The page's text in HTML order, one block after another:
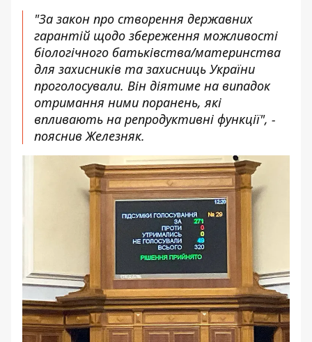
"За закон про створення державних
гарантій щодо збереження можливості
біологічного батьківства/материнства
для захисників та захисниць України
проголосували. Він діятиме на випадок
отримання ними поранень, які
впливають на репродуктивні функції", -
пояснив Железняк.